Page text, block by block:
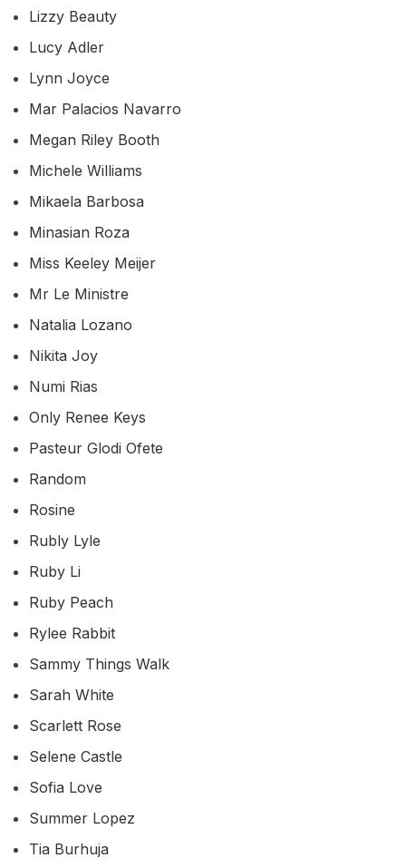
Lizzy Beauty
Lucy Adler
Lynn Joyce
Mar Palacios Navarro
Megan Riley Booth
Michele Williams
Mikaela Barbosa
Minasian Roza
Miss Keeley Meijer
Mr Le Ministre
Natalia Lozano
Nikita Joy
Numi Rias
Only Renee Keys
Pasteur Glodi Ofete
Random
Rosine
Rubly Lyle
Ruby Li
Ruby Peach
Rylee Rabbit
Sammy Things Walk
Sarah White
Scarlett Rose
Selene Castle
Sofia Love
Summer Lopez
Tia Burhuja